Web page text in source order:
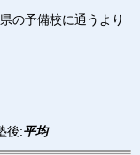
の予備校に通うより
後:平均